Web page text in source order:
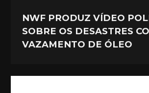
NWF PRODUZ VÍDEO
SOBRE OS DESASTRES
VAZAMENTO DE ÓLEO